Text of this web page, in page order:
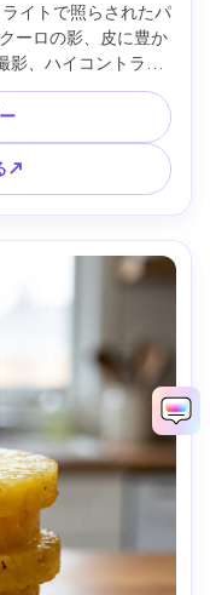
イトで照らされたパ
ーロの影、皮に豊か
、ハイコントラス
画、深い黒、最小限
↗